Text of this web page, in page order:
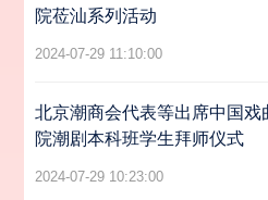
院莅汕系列活动
2024-07-29 11:10:00
北京潮商会代表等出席中国戏
院潮剧本科班学生拜师仪式
2024-07-29 10:23:00